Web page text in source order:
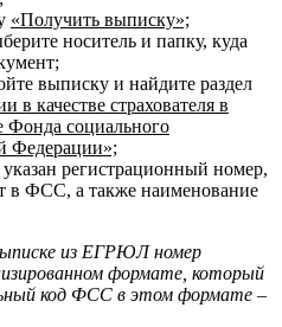
«Получить выписку»;
носитель и папку, куда
выписку и найдите раздел
в качестве страхователя в
Фонда социального
Федерации»;
регистрационный номер,
в ФСС, а также наименование
из ЕГРЮЛ номер
формате, который
код ФСС в этом формате –